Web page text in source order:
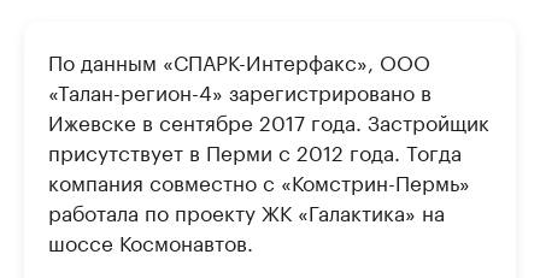
По данным «СПАРК-Интерфакс», ООО
«Талан-регион-4» зарегистрировано в
Ижевске в сентябре 2017 года. Застройщик
присутствует в Перми с 2012 года. Тогда
компания совместно с «Комстрин-Пермь»
работала по проекту ЖК «Галактика» на
шоссе Космонавтов.